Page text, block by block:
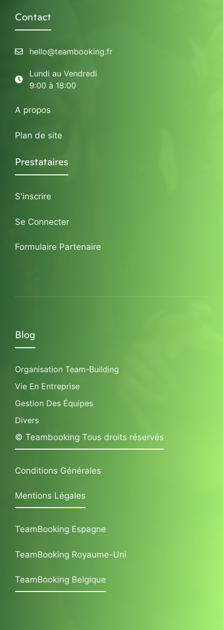
Contact
hello@teambooking.fr
Lundi au Vendredi
9:00 à 18:00
A propos
Plan de site
Prestataires
S'inscrire
Se Connecter
Formulaire Partenaire
Blog
Organisation Team-Building
Vie En Entreprise
Gestion Des Équipes
Divers
© Teambooking Tous droits réservés
Conditions Générales
Mentions Légales
TeamBooking Espagne
TeamBooking Royaume-Uni
TeamBooking Belgique